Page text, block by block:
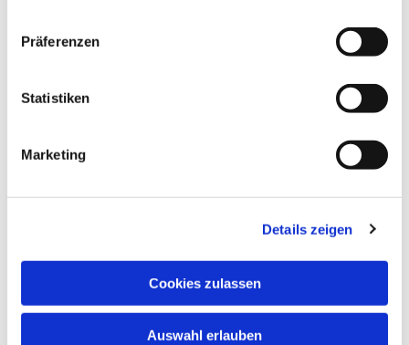
Präferenzen
Statistiken
Marketing
Details zeigen
Cookies zulassen
Auswahl erlauben
NAVIGATION